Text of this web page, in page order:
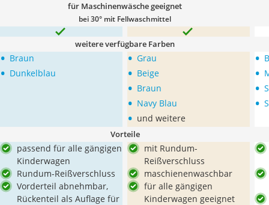
für Maschinenwäsche geeignet
bei 30° mit Fellwaschmittel
weitere verfügbare Farben
• Braun
• Dunkelblau
• Grau
• Beige
• Braun
• Navy Blau
• und weitere
•
•
•
•
Vorteile
passend für alle gängigen
Kinderwagen
Rundum-Reißverschluss
Vorderteil abnehmbar,
Rückenteil als Auflage für
mit Rundum-
Reißverschluss
maschienenwaschbar
für alle gängigen
Kinderwagen geeignet